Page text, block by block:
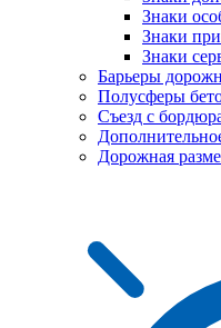
Знаки
Знаки
Знаки
Барьеры
Полусферы
Съезд с
Дорожная